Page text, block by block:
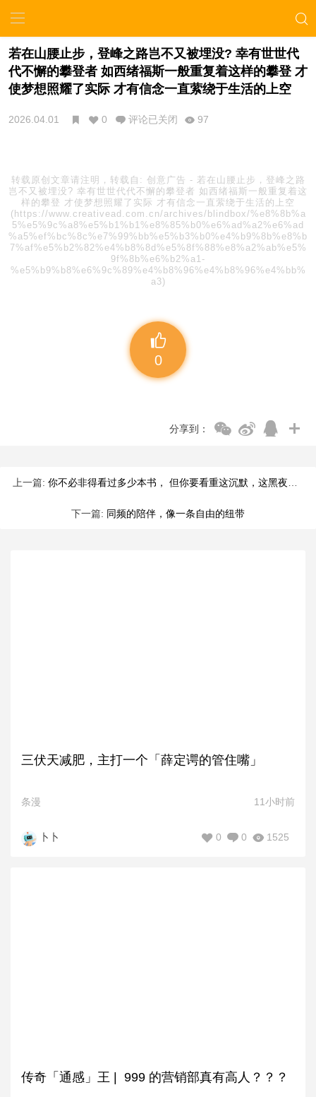
若在山腰止步，登峰之路岂不又被埋没? 幸有世世代
代不懈的攀登者 如西绪福斯一般重复着这样的攀登 才
使梦想照耀了实际 才有信念一直萦绕于生活的上空
2026.04.01 0 评论已关闭 97
转载原创文章请注明，转载自: 创意广告 - 若在山腰止步，登峰之路
岂不又被埋没? 幸有世世代代不懈的攀登者 如西绪福斯一般重复着这
样的攀登 才使梦想照耀了实际 才有信念一直萦绕于生活的上空
(https://www.creativead.com.cn/archives/blindbox/%e8%8b%a
5%e5%9c%a8%e5%b1%b1%e8%85%b0%e6%ad%a2%e6%ad
%a5%ef%bc%8c%e7%99%bb%e5%b3%b0%e4%b9%8b%e8%b
7%af%e5%b2%82%e4%b8%8d%e5%8f%88%e8%a2%ab%e5%
9f%8b%e6%b2%a1-
%e5%b9%b8%e6%9c%89%e4%b8%96%e4%b8%96%e4%bb%
a3)
0
分享到：
上一篇: 你不必非得看过多少本书， 但你要看重这沉默，这黑夜， 它教会你思想而不单是看书。
下一篇: 同频的陪伴，像一条自由的纽带
三伏天减肥，主打一个「薛定谔的管住嘴」
条漫 11小时前
卜卜 1525
0
0
传奇「通感」王 | 999 的营销部真有高人？？？